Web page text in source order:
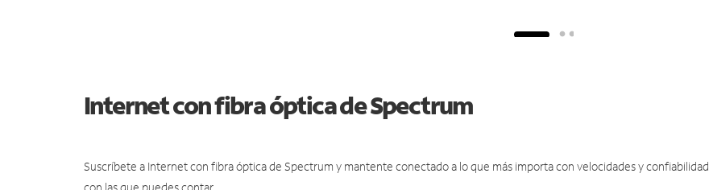
Internet con fibra óptica de Spectrum
Suscríbete a Internet con fibra óptica de Spectrum y mantente conectado a lo que más importa con velocidades y confiabilidad
con las que puedes contar.